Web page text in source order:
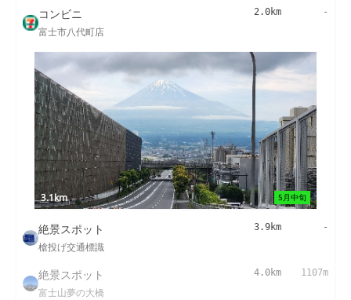
コンビニ
富士市八代町店
2.0km -
5月中旬
3.1km
絶景スポット
槍投げ交通標識
3.9km -
絶景スポット
富士山夢の大橋
4.0km 1107m